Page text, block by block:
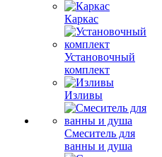
Каркас
Установочный
комплект
Изливы
Смеситель для
ванны и душа